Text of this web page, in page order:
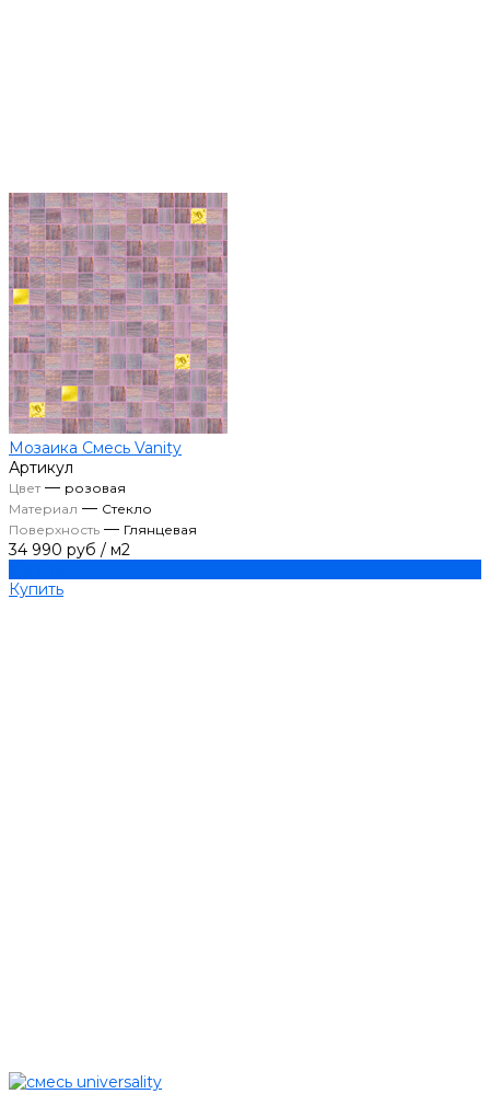
Мозаика Смесь Vanity
Артикул
Цвет— розовая
Материал — Стекло
Поверхность — Глянцевая
34 990 руб / м2
Купить